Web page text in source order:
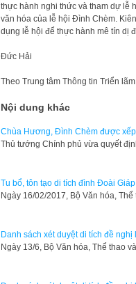
thực hành nghi thức và tham dự lễ
văn hóa của lễ hội Đình Chèm.
dụng lễ hội để thực hành mê tín dị
Đức Hải
Theo Trung tâm Thông tin Triển lãm
Nội dung khác
Chùa Hương, Đình Chèm được
Thủ tướng Chính phủ vừa quyết
Tu bổ, tôn tạo di tích đình Đoài Giáp
Ngày 16/02/2017, Bộ Văn hóa,
Danh sách xét duyệt di tích đề
Ngày 13/6, Bộ Văn hóa, Thể thao